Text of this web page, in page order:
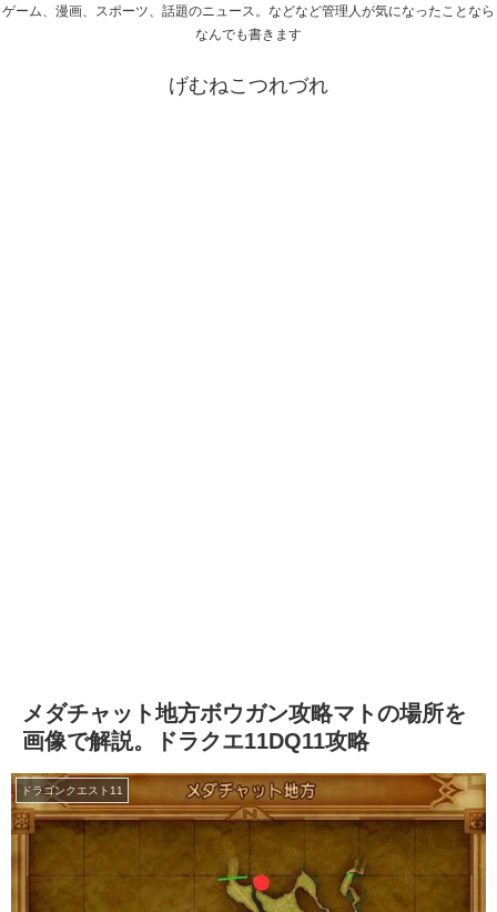
ゲーム、漫画、スポーツ、話題のニュース。などなど管理人が気になったことなら
なんでも書きます
げむねこつれづれ
メダチャット地方ボウガン攻略マトの場所を
画像で解説。ドラクエ11DQ11攻略
ドラゴンクエスト11